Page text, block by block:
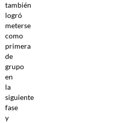
también
logró
meterse
como
primera
de
grupo
en
la
siguiente
fase
y